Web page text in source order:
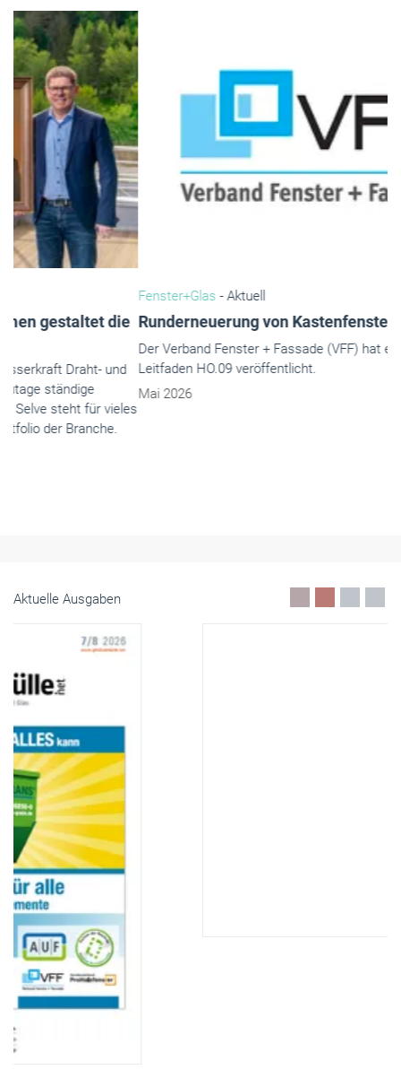
- Aktuell
Runderneuerung von Kastenfenstern aus Holz
Der Verband Fenster + Fassade (VFF) hat einen überarbeiteten
Leitfaden HO.09 veröffentlicht.
Mai 2026